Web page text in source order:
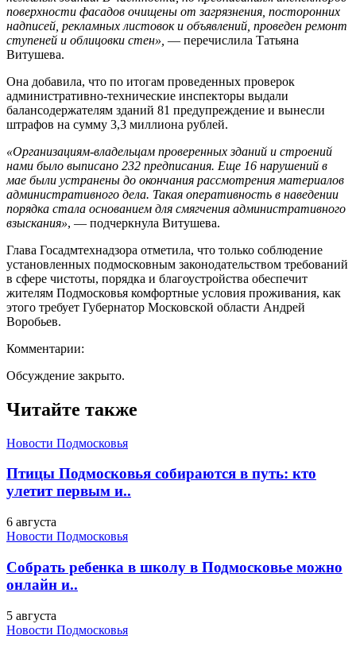
поверхности фасадов очищены от загрязнения, посторонних
надписей, рекламных листовок и объявлений, проведен ремонт
ступеней и облицовки стен», — перечислила Татьяна
Витушева.
Она добавила, что по итогам проведенных проверок
административно-технические инспекторы выдали
балансодержателям зданий 81 предупреждение и вынесли
штрафов на сумму 3,3 миллиона рублей.
«Организациям-владельцам проверенных зданий и строений
нами было выписано 232 предписания. Еще 16 нарушений в
мае были устранены до окончания рассмотрения материалов
административного дела. Такая оперативность в наведении
порядка стала основанием для смягчения административного
взыскания», — подчеркнула Витушева.
Глава Госадмтехнадзора отметила, что только соблюдение
установленных подмосковным законодательством требований
в сфере чистоты, порядка и благоустройства обеспечит
жителям Подмосковья комфортные условия проживания, как
этого требует Губернатор Московской области Андрей
Воробьев.
Комментарии:
Обсуждение закрыто.
Читайте также
Новости Подмосковья
Птицы Подмосковья собираются в путь: кто
улетит первым и..
6 августа
Новости Подмосковья
Собрать ребенка в школу в Подмосковье можно
онлайн и..
5 августа
Новости Подмосковья